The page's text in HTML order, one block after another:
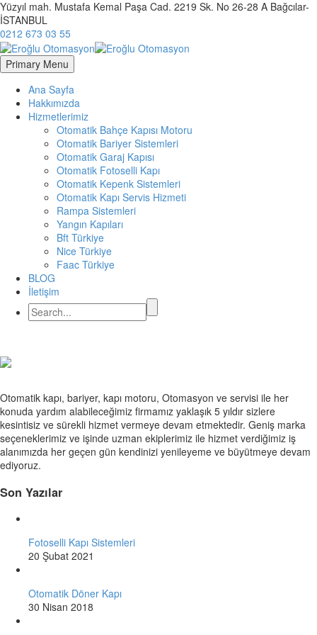
Yüzyıl mah. Mustafa Kemal Paşa Cad. 2219 Sk. No 26-28 A Bağcılar-
İSTANBUL
0212 673 03 55
Primary Menu
Ana Sayfa
Hakkımızda
Hizmetlerimiz
Otomatik Bahçe Kapısı Motoru
Otomatik Bariyer Sistemleri
Otomatik Garaj Kapısı
Otomatik Fotoselli Kapı
Otomatik Kepenk Sistemleri
Otomatik Kapı Servis Hizmeti
Rampa Sistemleri
Yangın Kapıları
Bft Türkiye
Nice Türkiye
Faac Türkiye
BLOG
İletişim
Otomatik kapı, bariyer, kapı motoru, Otomasyon ve servisi ile her
konuda yardım alabileceğimiz firmamız yaklaşık 5 yıldır sizlere
kesintisiz ve sürekli hizmet vermeye devam etmektedir. Geniş marka
seçeneklerimiz ve işinde uzman ekiplerimiz ile hizmet verdiğimiz iş
alanımızda her geçen gün kendinizi yenileyeme ve büyütmeye devam
ediyoruz.
Son Yazılar
Fotoselli Kapı Sistemleri
20 Şubat 2021
Otomatik Döner Kapı
30 Nisan 2018